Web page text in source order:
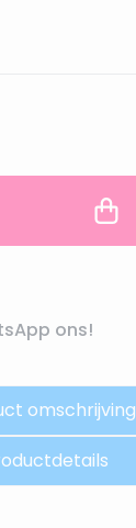
ons!
omschrijving